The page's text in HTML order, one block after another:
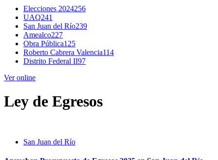
Elecciones 2024256
UAQ241
San Juan del Río239
Amealco227
Obra Pública125
Roberto Cabrera Valencia114
Distrito Federal II97
Ver online
Ley de Egresos
San Juan del Río